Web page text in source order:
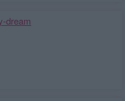
dream